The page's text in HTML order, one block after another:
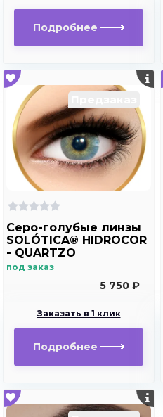
Подробнее
Серо-голубые линзы
SOLÓTICA® HIDROCOR
- QUARTZO
под заказ
5 750 ₽
Заказать в 1 клик
Подробнее